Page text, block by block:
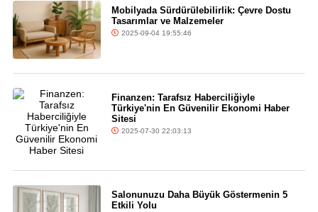
Mobilyada Sürdürülebilirlik: Çevre Dostu
Tasarımlar ve Malzemeler
2025-09-04 19:55:46
Finanzen: Tarafsız Haberciliğiyle
Türkiye'nin En Güvenilir Ekonomi Haber
Sitesi
2025-07-30 22:03:13
Salonunuzu Daha Büyük Göstermenin 5
Etkili Yolu